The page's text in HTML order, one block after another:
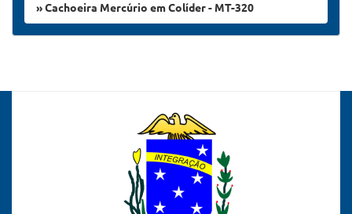
» Cachoeira Mercúrio em Colíder - MT-320